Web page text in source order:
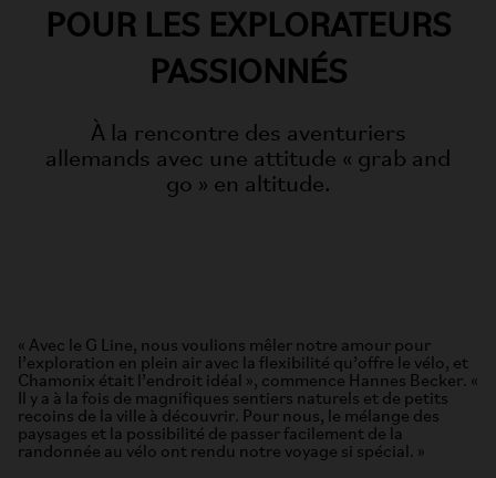
POUR LES EXPLORATEURS
PASSIONNÉS
À la rencontre des aventuriers
allemands avec une attitude « grab and
go » en altitude.
« Avec le G Line, nous voulions mêler notre amour pour
l’exploration en plein air avec la flexibilité qu’offre le vélo, et
Chamonix était l’endroit idéal », commence Hannes Becker. «
Il y a à la fois de magnifiques sentiers naturels et de petits
recoins de la ville à découvrir. Pour nous, le mélange des
paysages et la possibilité de passer facilement de la
randonnée au vélo ont rendu notre voyage si spécial. »